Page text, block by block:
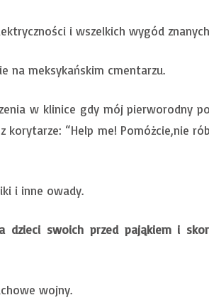
i wszelkich wygód
na meksykańskim cmentarzu.
w klinice gdy mój pierworodny
korytarze: “Help me! Pomóżcie,nie
i inne owady.
dzieci swoich przed pająkiem i
wojny.